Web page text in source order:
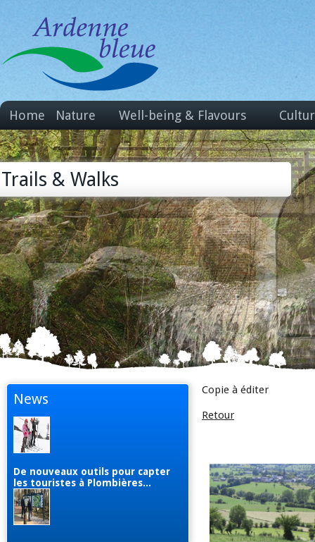
Home Nature Well-being & Flavours
Trails & Walks
News
De nouveaux outils pour capter
les touristes à Plombières...
Copie à éditer
Retour